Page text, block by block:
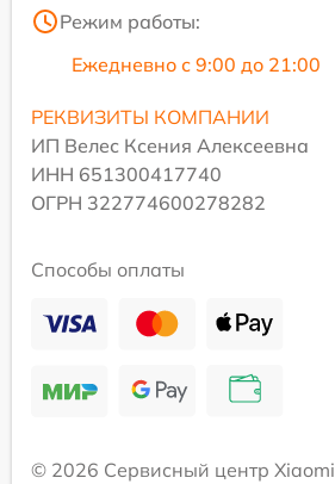
Режим работы:
Ежедневно с 9:00 до 21:00
РЕКВИЗИТЫ КОМПАНИИ
ИП Велес Ксения Алексеевна
ИНН 651300417740
ОГРН 322774600278282
Способы оплаты
© 2026 Сервисный центр Xiaomi